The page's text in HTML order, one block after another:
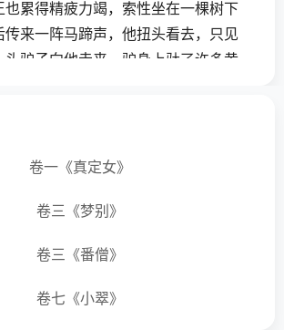
累得精疲力竭，索性坐在一棵树下
传来一阵马蹄声，他扭头看去，只见
头驴子向他走来，驴身上驮了许多黄
瓜，可他也很清楚，这个季节是
他惊奇的是，这个农民怎么弄来的黄
来不产黄瓜，而你这些黄瓜是从哪里
议大家挖一条灌溉渠，接通远处的大
卷一《真定女》
卷三《梦别》
卷三《番僧》
卷七《小翠》